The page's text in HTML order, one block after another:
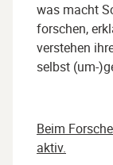
was macht
forschen,
verstehen
selbst (um-
Beim
aktiv.